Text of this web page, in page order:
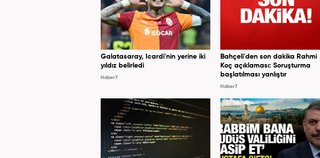
Galatasaray, Icardi'nin yerine iki
yıldız belirledi
Haber7
Bahçeli'den son dakika Rahmi
Koç açıklaması: Soruşturma
başlatılması yanlıştır
Haber7